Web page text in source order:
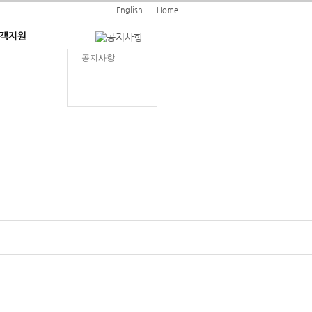
English Home
공지사항